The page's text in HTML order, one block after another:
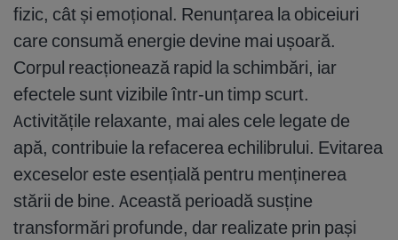
fizic, cât și emoțional. Renunțarea la obiceiuri
care consumă energie devine mai ușoară.
Corpul reacționează rapid la schimbări, iar
efectele sunt vizibile într-un timp scurt.
Activitățile relaxante, mai ales cele legate de
apă, contribuie la refacerea echilibrului. Evitarea
exceselor este esențială pentru menținerea
stării de bine. Această perioadă susține
transformări profunde, dar realizate prin pași